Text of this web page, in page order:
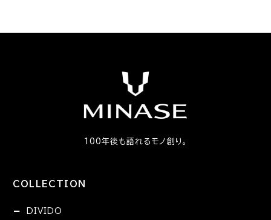
100年後も語れるモノ創り。
COLLECTION
DIVIDO